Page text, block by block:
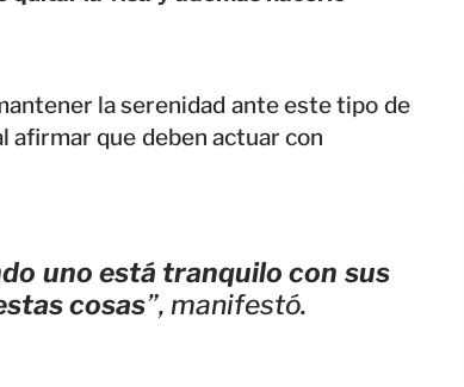
la serenidad ante este tipo de
afirmar que deben actuar con
uno está tranquilo con sus
cosas”, manifestó.